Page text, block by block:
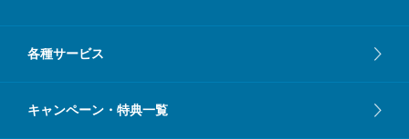
各種サービス
キャンペーン・特典一覧